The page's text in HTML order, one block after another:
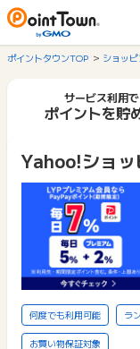
ポイントタウンTOP ショッ
サービス利用で
ポイントを貯
Yahoo!ショッ
何度でも利用可能 ラ
お買い物保証対象